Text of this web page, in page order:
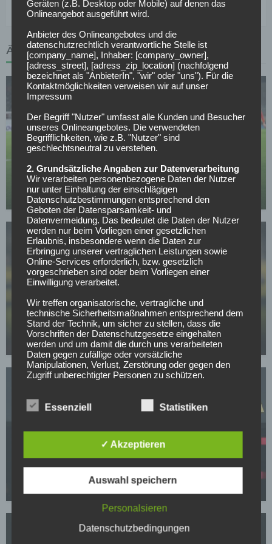
ÄHNLICHE ARTIKEL
BORUSSIA DORTMUND
Verkündung noch heute: BVB-Transfer kurz vor
Abschluss
12.05.2026
Mit nur 30 Jahren: BVB-Abwehrspieler Niklas Süle
beendet im Sommer seine Laufbahn
07.05.2026
BVB-Knaller: Erster Sommertransfer soll bereits
feststehen!
Geräten (z.B. Desktop oder Mobile) auf denen das
Onlineangebot ausgeführt wird.
Anbieter des Onlineangebotes und die
datenschutzrechtlich verantwortliche Stelle ist
[company_name], Inhaber: [company_owner],
[adress_street], [adress_zip_location] (nachfolgend
bezeichnet als "AnbieterIn", "wir" oder "uns"). Für die
Kontaktmöglichkeiten verweisen wir auf unser
Impressum
Der Begriff "Nutzer" umfasst alle Kunden und Besucher
unseres Onlineangebotes. Die verwendeten
Begrifflichkeiten, wie z.B. "Nutzer" sind
geschlechtsneutral zu verstehen.
2. Grundsätzliche Angaben zur Datenverarbeitung
Wir verarbeiten personenbezogene Daten der Nutzer
nur unter Einhaltung der einschlägigen
Datenschutzbestimmungen entsprechend den
Geboten der Datensparsamkeit- und
Datenvermeidung. Das bedeutet die Daten der Nutzer
werden nur beim Vorliegen einer gesetzlichen
Erlaubnis, insbesondere wenn die Daten zur
Erbringung unserer vertraglichen Leistungen sowie
Online-Services erforderlich, bzw. gesetzlich
vorgeschrieben sind oder beim Vorliegen einer
Einwilligung verarbeitet.
Wir treffen organisatorische, vertragliche und
technische Sicherheitsmaßnahmen entsprechend dem
Stand der Technik, um sicher zu stellen, dass die
Vorschriften der Datenschutzgesetze eingehalten
werden und um damit die durch uns verarbeiteten
Daten gegen zufällige oder vorsätzliche
Manipulationen, Verlust, Zerstörung oder gegen den
Zugriff unberechtigter Personen zu schützen.
Inhalte, Werkzeuge oder sonstige Mittel von anderen
dass ein Datentransfer in die Sitzstaaten der Dritt-
Anbieter stattfindet. Die Übermittlung von Daten in
Drittstaaten erfolgt entweder auf Grundlage einer
gesetzlichen Erlaubnis, einer Einwilligung der Nutzer
oder spezieller Vertragsklauseln, die eine gesetzlich
Die personenbezogenen Daten werden, neben den
Essenziell Statistiken
✓ Akzeptieren
Auswahl speichern
Personalsieren
Datenschutzbedingungen